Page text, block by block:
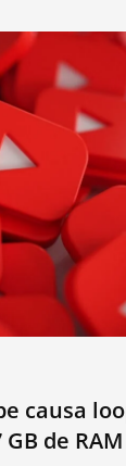
causa
de RAM